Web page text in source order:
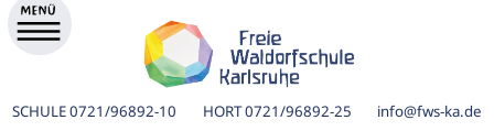
SCHULE0721/96892-10 HORT0721/96892-25 info@fws-ka.de